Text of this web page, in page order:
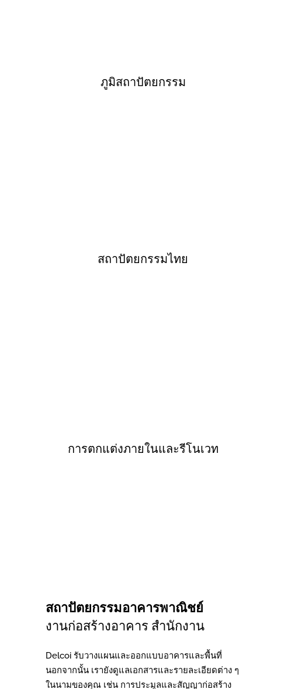
ภูมิสถาปัตยกรรม
สถาปัตยกรรมไทย
การตกแต่งภายในและรีโนเวท
สถาปัตยกรรมอาคารพาณิชย์
งานก่อสร้างอาคาร สำนักงาน
Delcoi รับวางแผนและออกแบบอาคารและพื้นที่
นอกจากนั้น เรายังดูแลเอกสารและรายละเอียดต่าง ๆ
ในนามของคุณ เช่น การประมูลและสัญญาก่อสร้าง